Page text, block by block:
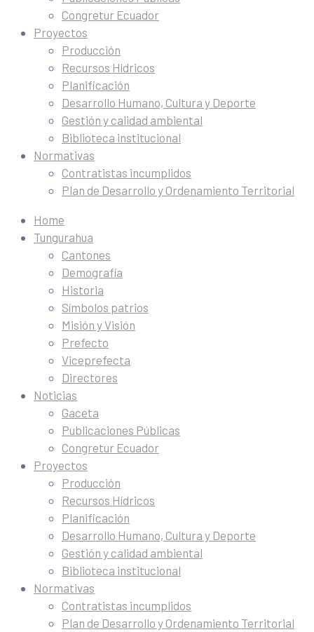
Congretur Ecuador
Proyectos
Producción
Recursos Hídricos
Planificación
Desarrollo Humano, Cultura y Deporte
Gestión y calidad ambiental
Biblioteca institucional
Normativas
Contratistas incumplidos
Plan de Desarrollo y Ordenamiento Territorial
Home
Tungurahua
Cantones
Demografía
Historia
Símbolos patrios
Misión y Visión
Prefecto
Viceprefecta
Directores
Noticias
Gaceta
Publicaciones Públicas
Congretur Ecuador
Proyectos
Producción
Recursos Hídricos
Planificación
Desarrollo Humano, Cultura y Deporte
Gestión y calidad ambiental
Biblioteca institucional
Normativas
Contratistas incumplidos
Plan de Desarrollo y Ordenamiento Territorial